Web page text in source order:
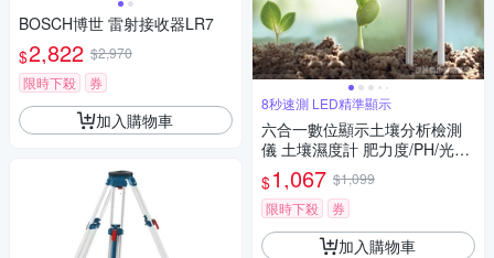
BOSCH博世 雷射接收器LR7
$2,822 $2,970
限時下殺
券
加入購物車
8秒速測 LED精準顯示
六合一數位顯示土壤分析檢測
儀 土壤濕度計 肥力度/PH/光照
度/濕度/溫度/空氣
$1,067 $1,099
限時下殺
券
加入購物車